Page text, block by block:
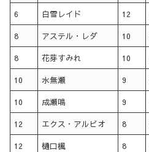
6 白雪レイド 12
8 アステル・レダ 10
8 花芽すみれ 10
10 水無瀬 9
10 成瀬鳴 9
12 エクス・アルビオ 8
12 樋口楓 8